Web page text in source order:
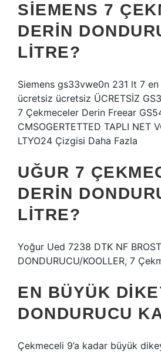
SIEMENS 7
DERIN
LITRE?
Siemens gs33vwe0n 231 lt 7
ücretsiz ücretsiz ÜCRETSİZ
7 Çekmeceler Derin Freear
CMSOGERTETTED TAPLI NET
LTYO24 Çizgisi Daha Fazla
UĞUR 7
DERIN
LITRE?
Yoğur Ued 7238 DTK NF
DONDURUCU/KOOLLER, 7
EN BÜYÜK
DONDURUCU
Çekmeceli 9’a kadar büyük